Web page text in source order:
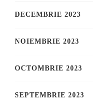
DECEMBRIE 2023
NOIEMBRIE 2023
OCTOMBRIE 2023
SEPTEMBRIE 2023